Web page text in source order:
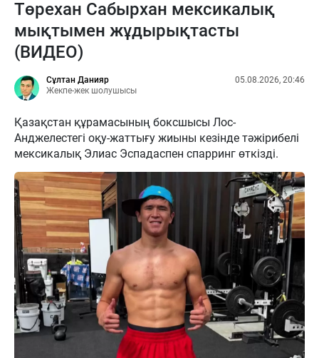
Төрехан Сабырхан мексикалық
мықтымен жұдырықтасты
(ВИДЕО)
Сұлтан Данияр
Жекпе-жек шолушысы
05.08.2026, 20:46
Қазақстан құрамасының боксшысы Лос-
Анджелестегі оқу-жаттығу жиыны кезінде тәжірибелі
мексикалық Элиас Эспадаспен спарринг өткізді.